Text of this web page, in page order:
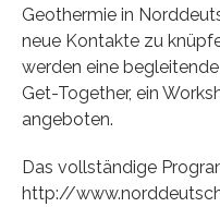
Geothermie in
neue Kontakte zu
werden eine
Get-Together, ein
angeboten.
Das vollständige
http://